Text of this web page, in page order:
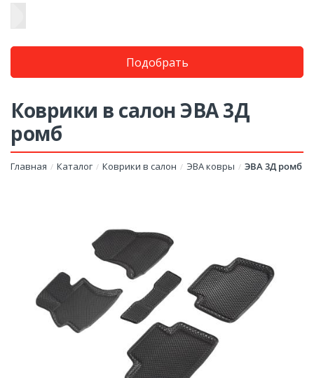
Подобрать
Коврики в салон ЭВА 3Д
ромб
Главная / Каталог / Коврики в салон / ЭВА ковры / ЭВА 3Д ромб